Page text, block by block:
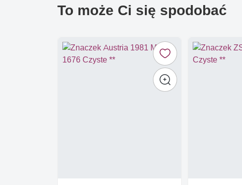
To może Ci się spodobać